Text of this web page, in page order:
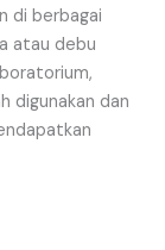
di berbagai
atau debu
digunakan dan